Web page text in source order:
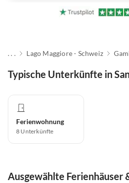
. . . Lago Maggiore - Schweiz
Typische Unterkünfte in
Ferienwohnung
8 Unterkünfte
Ausgewählte Ferienhäuser